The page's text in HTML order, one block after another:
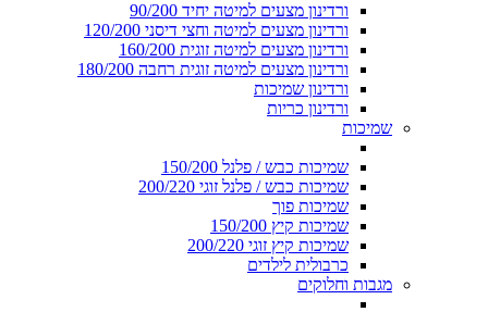
ורדינון מצעים למיטה יחיד 90/200
ורדינון מצעים למיטה וחצי דיסני 120/200
ורדינון מצעים למיטה זוגית 160/200
ורדינון מצעים למיטה זוגית רחבה 180/200
ורדינון שמיכות
ורדינון כריות
שמיכות
שמיכות כבש / פלנל 150/200
שמיכות כבש / פלנל זוגי 200/220
שמיכות פוך
שמיכות קיץ 150/200
שמיכות קיץ זוגי 200/220
כרבולית לילדים
מגבות וחלוקים